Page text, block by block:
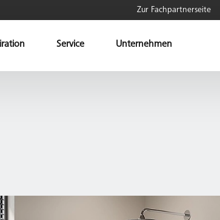
Zur Fachpartnerseite
Service Unternehmen